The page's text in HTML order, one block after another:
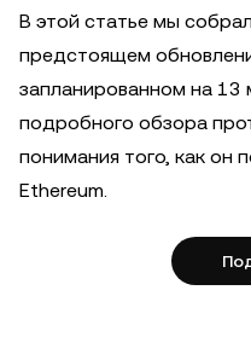
В этой статье мы
предстоящем
запланированном на 13
подробного обзора
понимания того, как он
Ethereum.